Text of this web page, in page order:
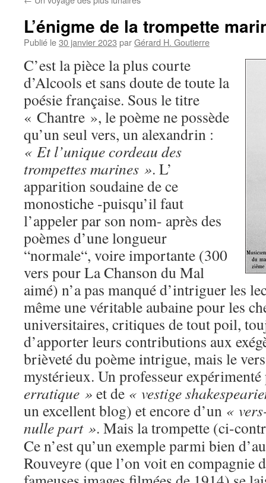
L’énigme de la trompette
Publié le30 janvier 2023 parGérard H. Goutierre
C’est la pièce la plus courte
d’Alcools et sans doute de toute la
poésie française. Sous le titre
« Chantre », le poème ne possède
qu’un seul vers, un alexandrin :
« Et l’unique cordeau des
trompettes marines ». L’
apparition soudaine de ce
monostiche -puisqu’il faut
l’appeler par son nom- après des
poèmes d’une longueur
“normale“, voire importante (300
vers pour La Chanson du Mal
aimé) n’a pas manqué d’intriguer les
même une véritable aubaine pour les
universitaires, critiques de tout poil,
d’apporter leurs contributions aux
brièveté du poème intrigue, mais le
mystérieux. Un professeur
erratique » et de « vestige
un excellent blog) et encore d’un «
nulle part ». Mais la trompette (ci-
Ce n’est qu’un exemple parmi bien
Rouveyre (que l’on voit en compagnie